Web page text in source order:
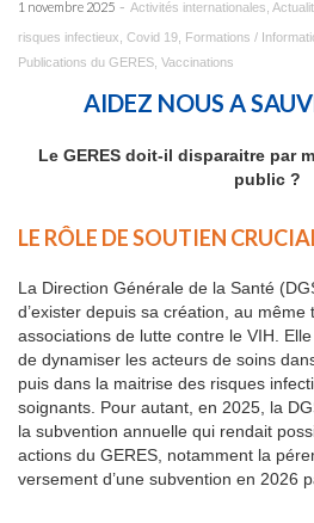
1 novembre 2025 - Activités internationales
risques infectieux Covid 19 Formations /
Publications du GERES Vaccinations
AIDEZ NOUS A
Le GERES doit-il disparaitre par
public ?
LE RÔLE DE SOUTIEN
La Direction Générale de la Santé
d’exister depuis sa création, au même
associations de lutte contre le VIH.
de dynamiser les acteurs de soins
puis dans la maitrise des risques
soignants. Pour autant, en 2025, la
la subvention annuelle qui rendait
actions du GERES, notamment la
versement d’une subvention en 2026